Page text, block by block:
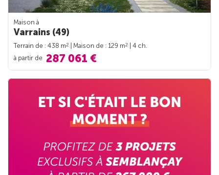
Maison à
Varrains (49)
Terrain de : 438 m2 | Maison de : 129 m2
| 4 ch.
à partir de 287 061 €